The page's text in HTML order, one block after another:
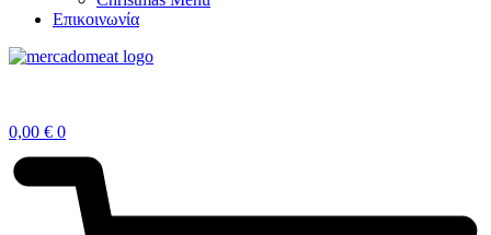
Επικοινωνία
0,00 € 0